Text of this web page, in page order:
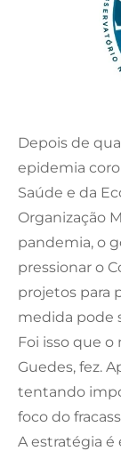
Depois de
epidemia
Saúde e da
Organização
pandemia, o
pressionar o
projetos para
medida pode
Foi isso que
Guedes, fez.
tentando
foco do
A estratégia